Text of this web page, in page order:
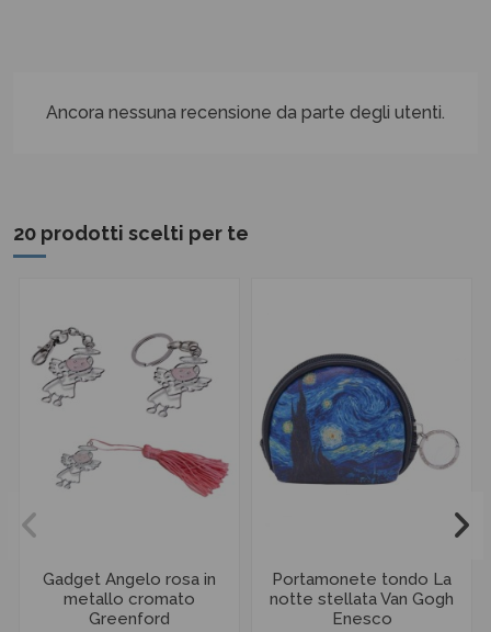
Ancora nessuna recensione da parte degli utenti.
20 prodotti scelti per te
Gadget Angelo rosa in
metallo cromato
Greenford
Portamonete tondo La
notte stellata Van Gogh
Enesco